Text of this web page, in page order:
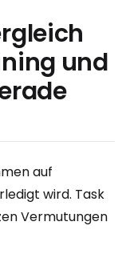
und
auf
wird. Task
Vermutungen